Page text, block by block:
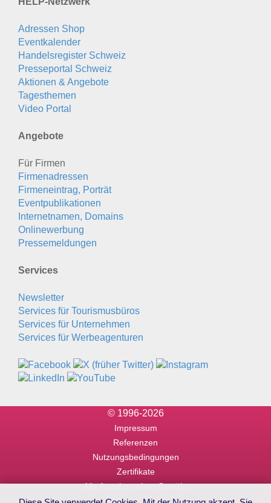
Adressen Shop
Eventkalender
Handelsregister Schweiz
Presseportal Schweiz
Aktionen & Angebote
Tagesthemen
Video Portal
Angebote
Für Firmen
Firmenadressen
Firmeneintrag, Porträt
Eventpublikationen
Internetnamen, Domains
Onlinewerbung
Pressemeldungen
Services
Newsletter
Services für Tourismusbüros
Services für Unternehmen
Services für Werbeagenturen
© 1996-2026
Impressum
Referenzen
Nutzungsbedingungen
Zertifikate
Alle Angaben ohne Gewähr